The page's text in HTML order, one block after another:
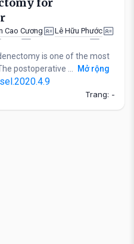
for
Cao Cương
Lê Hữu Phước
Anh
Lan Thanh
Duong Dang Nhat Khoa
is one of the most
postoperative ...
Mở rộng
Trang: -